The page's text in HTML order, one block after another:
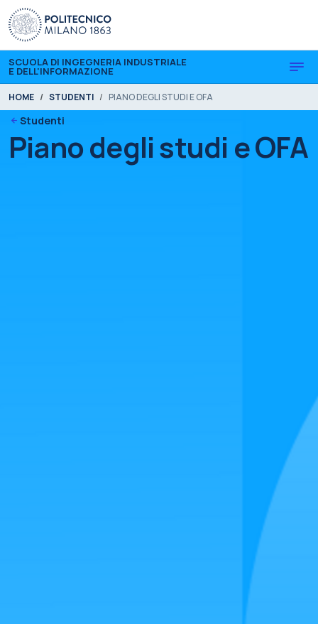
Skip to main content
Skip to page footer
SCUOLA DI INGEGNERIA INDUSTRIALE
E DELL'INFORMAZIONE
You are here:
HOME STUDENTI PIANO DEGLI STUDI E OFA
Studenti
Piano degli studi e OFA